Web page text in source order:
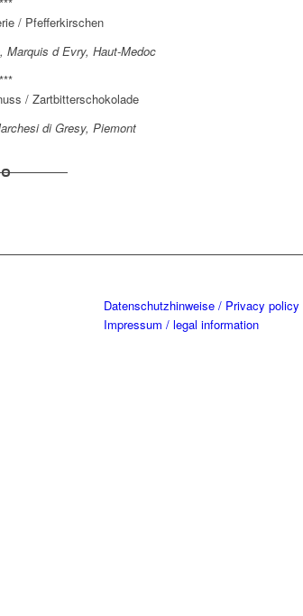
/ Pfefferkirschen
Marquis d Evry, Haut-Medoc
***
/ Zartbitterschokolade
di Gresy, Piemont
Datenschutzhinweise / Privacy policy
Impressum / legal information